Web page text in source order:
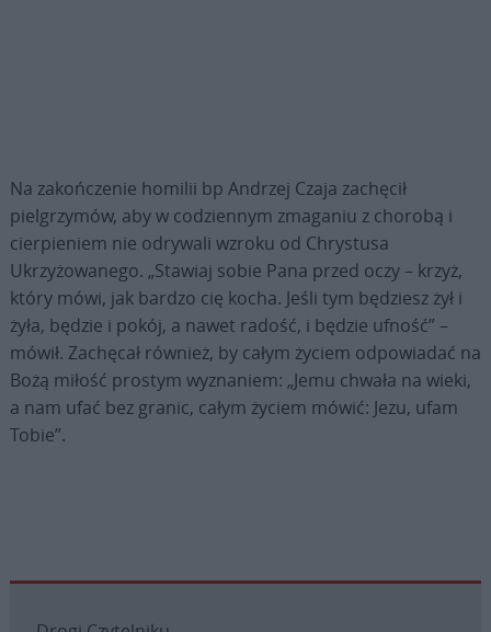
Na zakończenie homilii bp Andrzej Czaja zachęcił
pielgrzymów, aby w codziennym zmaganiu z chorobą i
cierpieniem nie odrywali wzroku od Chrystusa
Ukrzyżowanego. „Stawiaj sobie Pana przed oczy – krzyż,
który mówi, jak bardzo cię kocha. Jeśli tym będziesz żył i
żyła, będzie i pokój, a nawet radość, i będzie ufność” –
mówił. Zachęcał również, by całym życiem odpowiadać na
Bożą miłość prostym wyznaniem: „Jemu chwała na wieki,
a nam ufać bez granic, całym życiem mówić: Jezu, ufam
Tobie”.